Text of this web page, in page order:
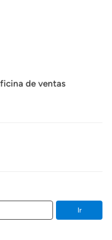
de ventas
Ir